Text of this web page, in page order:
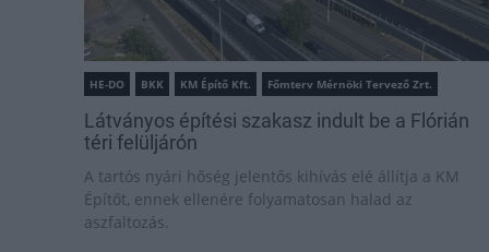
HE-DO BKK KM Építő Kft. Főmterv Mérnöki Tervező Zrt.
Látványos építési szakasz indult be a Flórián
téri felüljárón
A tartós nyári hőség jelentős kihívás elé állítja a KM
Építőt, ennek ellenére folyamatosan halad az
aszfaltozás.